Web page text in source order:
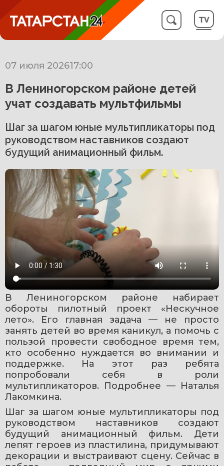
07 июля 202617:00
В Лениногорском районе детей
учат создавать мультфильмы
Шаг за шагом юные мультипликаторы под
руководством наставников создают
будущий анимационный фильм.
В Лениногорском районе набирает
обороты пилотный проект «Нескучное
лето». Его главная задача — не просто
занять детей во время каникул, а помочь с
пользой провести свободное время тем,
кто особенно нуждается во внимании и
поддержке. На этот раз ребята
попробовали себя в роли
мультипликаторов. Подробнее — Наталья
Лакомкина.
Шаг за шагом юные мультипликаторы под
руководством наставников создают
будущий анимационный фильм. Дети
лепят героев из пластилина, придумывают
декорации и выстраивают сцену. Сейчас в